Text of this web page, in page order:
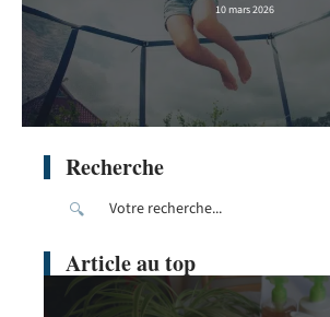
10 mars 2026
Recherche
Article au top